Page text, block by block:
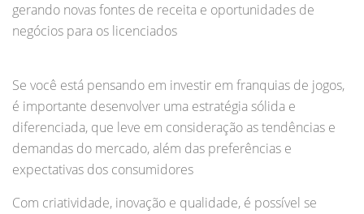
gerando novas fontes de receita e oportunidades de
negócios para os licenciados
Se você está pensando em investir em franquias de jogos,
é importante desenvolver uma estratégia sólida e
diferenciada, que leve em consideração as tendências e
demandas do mercado, além das preferências e
expectativas dos consumidores
Com criatividade, inovação e qualidade, é possível se